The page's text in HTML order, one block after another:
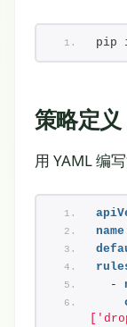
pip
策略定义
用 YAML 编
  -